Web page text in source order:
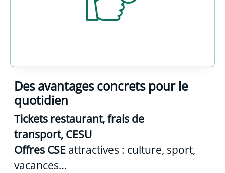
Des avantages concrets pour le
quotidien
Tickets restaurant, frais de
transport, CESU
Offres CSE attractives : culture, sport,
vacances…